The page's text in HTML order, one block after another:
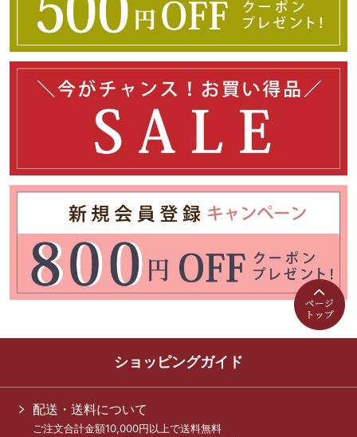
ショッピングガイド
配送・送料について
ご注文合計金額10,000円以上で送料無料